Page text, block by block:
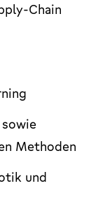
Chain
Methoden
und